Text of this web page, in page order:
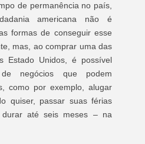
de permanência no país,
americana não é
formas de conseguir esse
mas, ao comprar uma das
Estado Unidos, é possível
negócios que podem
como por exemplo, alugar
quiser, passar suas férias
até seis meses – na